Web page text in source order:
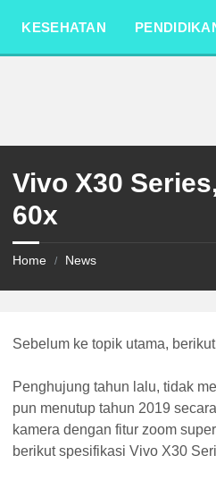
KESEHATAN
Vivo X30
60x
Home / News
Sebelum ke topik utama,
Penghujung tahun lalu, tidak
pun menutup tahun 2019
kamera dengan fitur zoom
berikut spesifikasi Vivo X30